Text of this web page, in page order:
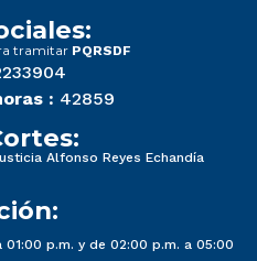
tramitar PQRSDF
: 42859
Alfonso Reyes Echandía
p.m. y de 02:00 p.m. a 05:00